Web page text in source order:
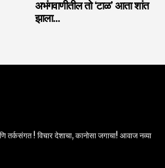
अभंगवाणीतील तो ‘टाळ’ आता शांत
झाला…
तर्कसंगत ! विचार देशाचा, कानोसा जगाचा! आवाज नव्या